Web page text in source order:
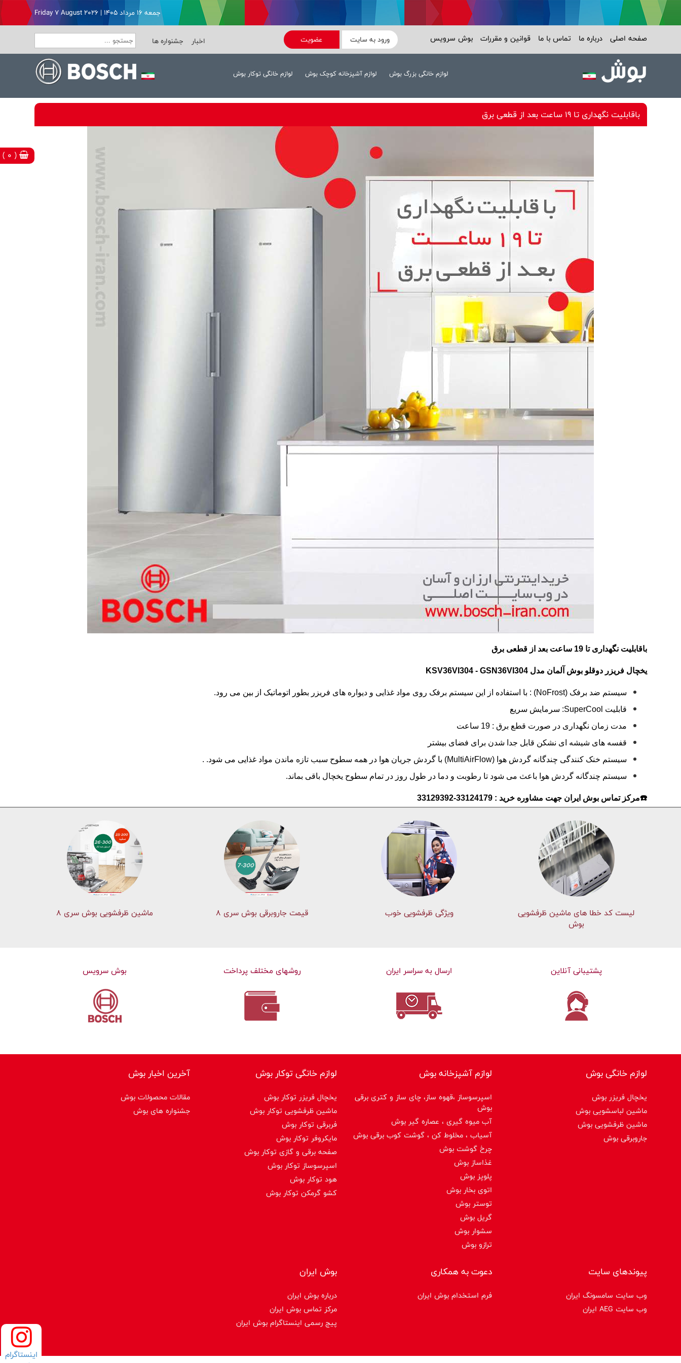
( 0 )
اینستاگرام
جمعه ۱۶ مرداد ۱۴۰۵ | Friday 7 August 2026
صفحه اصلی درباره ما تماس با ما قوانین و مقررات بوش سرویس ورود به سایت عضویت اخبار جشنواره ها
لوازم خانگی بزرگ بوش لوازم آشپزخانه کوچک بوش لوازم خانگی توکار بوش
باقابلیت نگهداری تا 19 ساعت بعد از قطعی برق
باقابلیت نگهداری تا 19 ساعت بعد از قطعی برق
یخچال فریزر دوقلو بوش آلمان مدل KSV36VI304 - GSN36VI304
سیستم ضد برفک (NoFrost) : با استفاده از این سیستم برفک روی مواد غذایی و دیواره های فریزر بطور اتوماتیک از بین می رود.
قابلیت SuperCool: سرمایش سریع
مدت زمان نگهداری در صورت قطع برق : 19 ساعت
قفسه های شیشه ای نشکن قابل جدا شدن برای فضای بیشتر
سیستم خنک کنندگی چندگانه گردش هوا (MultiAirFlow) با گردش جریان هوا در همه سطوح سبب تازه ماندن مواد غذایی می شود. .
سیستم چندگانه گردش هوا باعث می شود تا رطوبت و دما در طول روز در تمام سطوح یخچال باقی بماند.
☎️مرکز تماس بوش ایران جهت مشاوره خرید : 33124179-33129392
لیست کد خطا های ماشين ظرفشویی
بوش
ویژگی ظرفشویی خوب قیمت جاروبرقی بوش سری ۸ ماشین ظرفشویی بوش سری 8
پشتیبانی آنلاین ارسال به سراسر ایران روشهای مختلف پرداخت بوش سرویس
لوازم خانگی بوش
یخچال فریزر بوش
ماشین لباسشویی بوش
ماشین ظرفشویی بوش
جاروبرقی بوش
لوازم آشپزخانه بوش
اسپرسوساز ،قهوه ساز، چای ساز و کتری برقی
بوش
آب میوه گیری ، عصاره گیر بوش
آسیاب ، مخلوط کن ، گوشت کوب برقی بوش
چرخ گوشت بوش
غذاساز بوش
پلوپز بوش
اتوی بخار بوش
توستر بوش
گریل بوش
سشوار بوش
ترازو بوش
لوازم خانگی توکار بوش
یخچال فریزر توکار بوش
ماشین ظرفشویی توکار بوش
فربرقی توکار بوش
مایکروفر توکار بوش
صفحه برقی و گازی توکار بوش
اسپرسوساز توكار بوش
هود توکار بوش
کشو گرمکن توکار بوش
آخرین اخبار بوش
مقالات محصولات بوش
جشنواره های بوش
پیوندهای سایت
وب سایت سامسونگ ایران
وب سایت AEG ایران
دعوت به همکاری
فرم استخدام بوش ایران
بوش ایران
درباره بوش ایران
مرکز تماس بوش ایران
پیج رسمی اینستاگرام بوش ایران